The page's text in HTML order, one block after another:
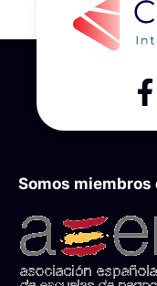
Somos miembros